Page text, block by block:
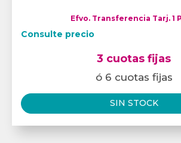
Efvo. Transferencia Tarj. 1
Consulte precio
3 cuotas fijas
ó 6 cuotas fijas
SIN STOCK